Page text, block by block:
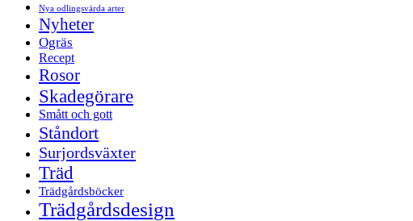
Nya odlingsvärda arter
Nyheter
Ogräs
Recept
Rosor
Skadegörare
Smått och gott
Ståndort
Surjordsväxter
Träd
Trädgårdsböcker
Trädgårdsdesign